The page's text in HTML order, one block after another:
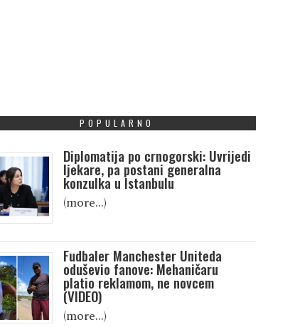
POPULARNO
Diplomatija po crnogorski: Uvrijedi
ljekare, pa postani generalna
konzulka u Istanbulu
(more…)
Fudbaler Manchester Uniteda
oduševio fanove: Mehaničaru
platio reklamom, ne novcem
(VIDEO)
(more…)